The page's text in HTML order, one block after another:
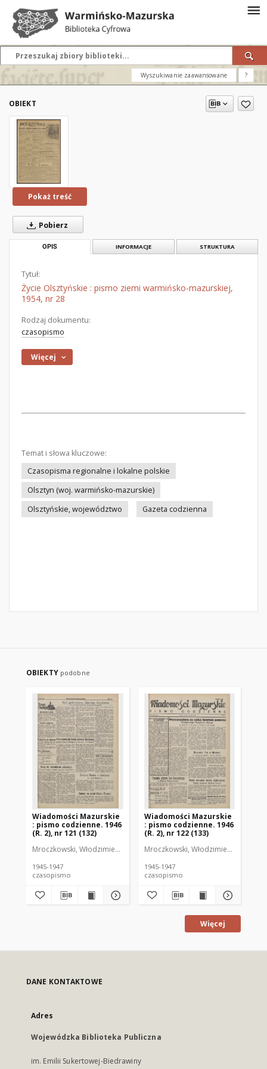
Wyszukiwanie zaawansowane ?
OBIEKT
Pokaż treść
Pobierz
OPIS INFORMACJE STRUKTURA
Tytuł:
Życie Olsztyńskie : pismo ziemi warmińsko-mazurskiej,
1954, nr 28
Rodzaj dokumentu:
czasopismo
Więcej
Temat i słowa kluczowe:
Czasopisma regionalne i lokalne polskie
Olsztyn (woj. warmińsko-mazurskie)
Olsztyńskie, województwo
Gazeta codzienna
OBIEKTY podobne
Wiadomości Mazurskie
: pismo codzienne. 1946
(R. 2), nr 121 (132)
Mroczkowski, Włodzimierz (1902-1971). Redaktor
1945-1947
czasopismo
Wiadomości Mazurskie
: pismo codzienne. 1946
(R. 2), nr 122 (133)
Mroczkowski, Włodzimierz (1902-
1945-1947
czasopismo
Więcej
DANE KONTAKTOWE
Adres
Wojewódzka Biblioteka Publiczna
im. Emilii Sukertowej-Biedrawiny